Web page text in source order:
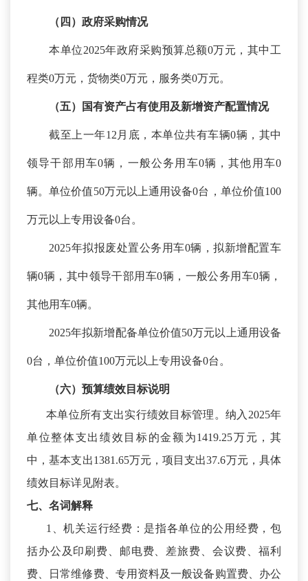
（四）政府采购情况
本单位2025年政府采购预算总额0万元，其中工
程类0万元，货物类0万元，服务类0万元。
（五）国有资产占有使用及新增资产配置情况
截至上一年12月底，本单位共有车辆0辆，其中
领导干部用车0辆，一般公务用车0辆，其他用车0
辆。单位价值50万元以上通用设备0台，单位价值100
万元以上专用设备0台。
2025年拟报废处置公务用车0辆，拟新增配置车
辆0辆，其中领导干部用车0辆，一般公务用车0辆，
其他用车0辆。
2025年拟新增配备单位价值50万元以上通用设备
0台，单位价值100万元以上专用设备0台。
（六）预算绩效 目标说明
本单位所有支出实行绩效目标管理。纳入 2025年
单位整体支出绩效目标的金额为1419.25万元，其
中，基本支出1381.65万元，项目支出37.6万元，具体
绩效目标详见附表。
七、名词解释
1、机关运行经费：是指各单位的公用经费，包
括办公及印刷费、邮电费、差旅费、会议费、福利
费、日常维修费、专用资料及一般设备购置费、办公